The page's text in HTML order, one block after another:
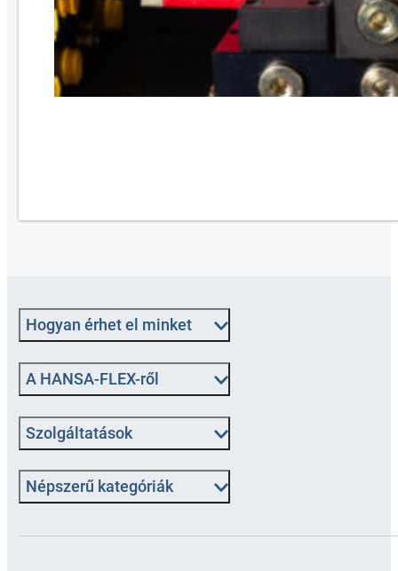
Hogyan érhet el minket
A HANSA-FLEX-ről
Szolgáltatások
Népszerű kategóriák